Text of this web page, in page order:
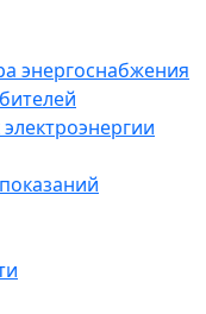
энергоснабжения